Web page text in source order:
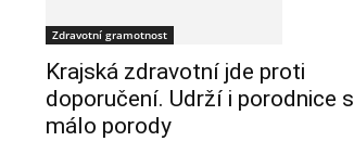
Zdravotní gramotnost
Krajská zdravotní jde proti
doporučení. Udrží i porodnice s
málo porody